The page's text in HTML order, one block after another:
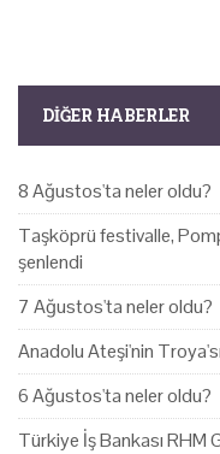
DIĞER HABERLER
8 Ağustos'ta neler oldu?
Taşköprü festivalle,
şenlendi
7 Ağustos'ta neler oldu?
Anadolu Ateşi'nin
6 Ağustos'ta neler oldu?
Türkiye İş Bankası RHM